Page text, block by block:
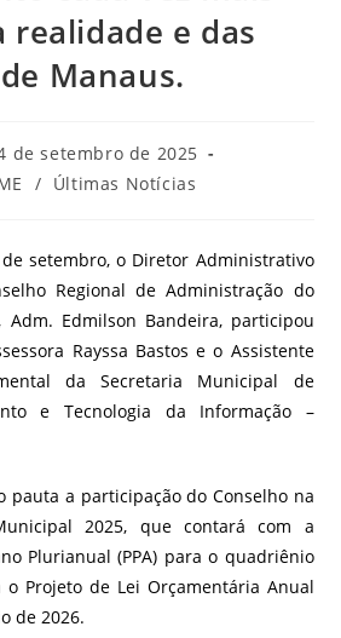
realidade e das
Manaus.
de setembro de 2025
/ Últimas Notícias
setembro, o Diretor Administrativo
Regional de Administração do
Adm. Edmilson Bandeira, participou
Rayssa Bastos e o Assistente
da Secretaria Municipal de
e Tecnologia da Informação –
pauta a participação do Conselho na
2025, que contará com a
Plurianual (PPA) para o quadriênio
o Projeto de Lei Orçamentária Anual
de 2026.